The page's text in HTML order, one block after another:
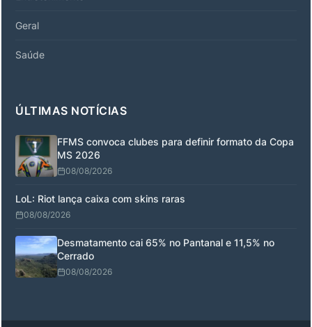
Geral
Saúde
ÚLTIMAS NOTÍCIAS
FFMS convoca clubes para definir formato da Copa
MS 2026
08/08/2026
LoL: Riot lança caixa com skins raras
08/08/2026
Desmatamento cai 65% no Pantanal e 11,5% no
Cerrado
08/08/2026